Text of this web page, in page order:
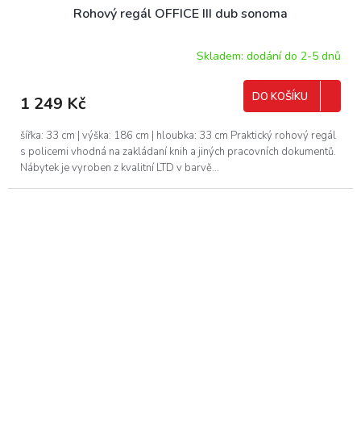
Rohový regál OFFICE III dub sonoma
Skladem: dodání do 2-5 dnů
1 249 Kč DO KOŠÍKU
šířka: 33 cm | výška: 186 cm | hloubka: 33 cm Praktický rohový regál
s policemi vhodná na zakládaní knih a jiných pracovních dokumentů.
Nábytek je vyroben z kvalitní LTD v barvě...